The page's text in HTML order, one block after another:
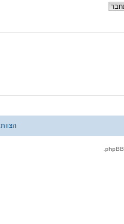
הצוות